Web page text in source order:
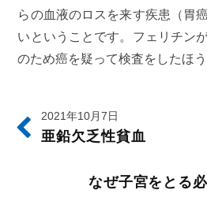
らの血液のロスを来す疾患（胃
いということです。フェリチン
のため癌を疑って検査をしたほう
2021年10月7日
亜鉛欠乏性貧血
なぜ子宮をとる